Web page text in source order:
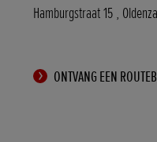
Hamburgstraat 15 ,
ONTVANG EEN